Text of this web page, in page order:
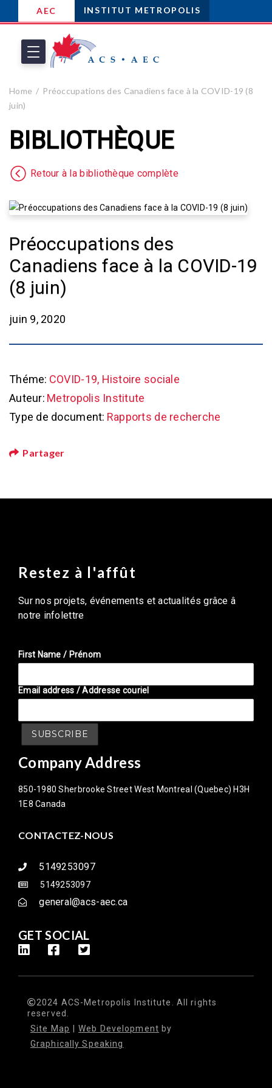
AEC INSTITUT METROPOLIS
Home
Préoccupations des Canadiens face à la COVID-19 (8
juin)
BIBLIOTHÈQUE
Retour à la bibliothèque complète
Préoccupations des
Canadiens face à la COVID-19
(8 juin)
juin 9, 2020
Théme: COVID-19, Histoire sociale
Auteur: Metropolis Institute
Type de document: Rapports de recherche
Partager
Restez à l'affût
Sur nos projets, événements et actualités grâce â
notre infolettre
First Name / Prénom
Email address / Addresse couriel
Company Address
850-1980 Sherbrooke Street West Montreal (Quebec) H3H
1E8 Canada
CONTACTEZ-NOUS
5149253097
5149253097
general@acs-aec.ca
GET SOCIAL
2024 ACS-Metropolis Institute. All rights
reserved.
Site Map
Web Development by
Graphically Speaking